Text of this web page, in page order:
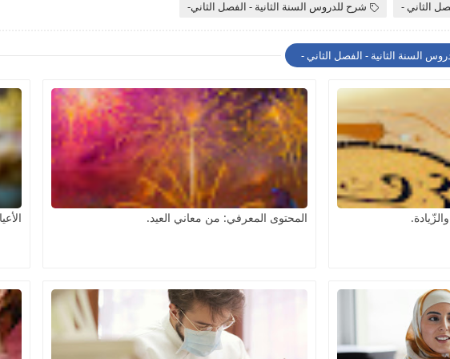
الثاني - شرح للدروس السنة الثانية - الفصل الثاني-
السنة الثانية - الفصل الثاني -
المحتوى المعرفي: من معاني العيد.